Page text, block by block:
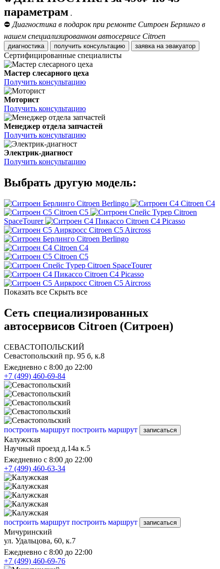
параметрам .
⛔ Диагностика в подарок при ремонте Ситроен Берлинго в
нашем специализированном автосервисе Citroen
диагностика получить консультацию заявка на эвакуатор
Сертифицированные специалисты
Мастер слесарного цеха
Получить консультацию
Моторист
Получить консультацию
Менеджер отдела запчастей
Получить консультацию
Электрик-диагност
Получить консультацию
Выбрать другую модель:
Citroen Berlingo
Citroen C4
Citroen C5
Citroen
SpaceTourer
Citroen C4 Picasso
Citroen C5 Aircross
Citroen Berlingo
Citroen C4
Citroen C5
Citroen SpaceTourer
Citroen C4 Picasso
Citroen C5 Aircross
Показать все Скрыть все
Сеть специализированных
автосервисов Citroen (Ситроен)
СЕВАСТОПОЛЬСКИЙ
Севастопольский пр. 95 б, к.8
Ежедневно с 8:00 до 22:00
+7 (499) 460-69-84
построить маршрут построить маршрут записаться
Калужская
Научный проезд д.14а к.5
Ежедневно с 8:00 до 22:00
+7 (499) 460-63-34
построить маршрут построить маршрут записаться
Мичуринский
ул. Удальцова, 60, к.7
Ежедневно с 8:00 до 22:00
+7 (499) 460-69-76